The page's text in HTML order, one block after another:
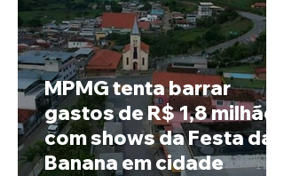
MPMG tenta barrar
gastos de R$ 1,8 milhão
com shows da Festa da
Banana em cidade